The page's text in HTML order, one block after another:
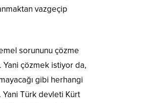
vazgeçip
sorununu çözme
Yani çözmek istiyor da,
gibi herhangi
Türk devleti Kürt